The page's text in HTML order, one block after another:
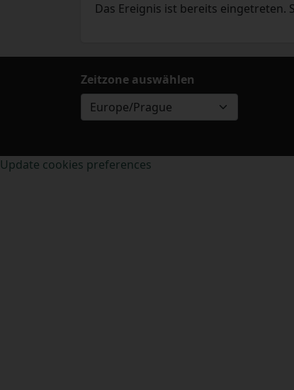
Das Ereignis ist bereits eingetreten.
Zeitzone auswählen
Europe/Prague
Update cookies preferences